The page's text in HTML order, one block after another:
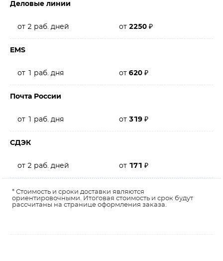
Деловые линии
от 2 раб. дней от 2250 ₽
EMS
от 1 раб. дня от 620 ₽
Почта России
от 1 раб. дня от 319 ₽
СДЭК
от 2 раб. дней от 171 ₽
* Стоимость и сроки доставки являются
ориентировочными. Итоговая стоимость и срок будут
рассчитаны на странице оформления заказа.